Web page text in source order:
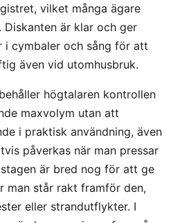
vilket många ägare
är klar och ger
cymbaler och sång för att
även vid utomhusbruk.
högtalaren kontrollen
maxvolym utan att
i praktisk användning, även
påverkas när man pressar
är bred nog för att ge
man står rakt framför den,
eller strandutflykter. I